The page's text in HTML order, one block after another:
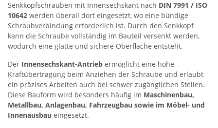
Senkkopfschrauben mit Innensechskant nach DIN 7991 / ISO
10642 werden überall dort eingesetzt, wo eine bündige
Schraubverbindung erforderlich ist. Durch den Senkkopf
kann die Schraube vollständig im Bauteil versenkt werden,
wodurch eine glatte und sichere Oberfläche entsteht.
Der Innensechskant-Antrieb ermöglicht eine hohe
Kraftübertragung beim Anziehen der Schraube und erlaubt
ein präzises Arbeiten auch bei schwer zugänglichen Stellen.
Diese Bauform wird besonders häufig im Maschinenbau,
Metallbau, Anlagenbau, Fahrzeugbau sowie im Möbel- und
Innenausbau eingesetzt.